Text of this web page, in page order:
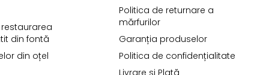
din fontă
din oțel
Politica de returnare a
mărfurilor
Garanția produselor
Politica de confidențialitate
Livrare și Plată